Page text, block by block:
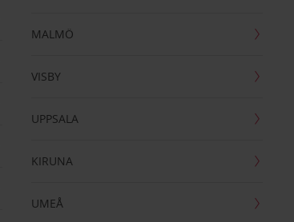
MALMÖ
VISBY
UPPSALA
KIRUNA
UMEÅ